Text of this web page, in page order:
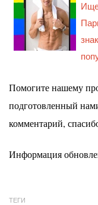
Помогите нашему
подготовленный
комментарий,
Информация
ТЕГИ